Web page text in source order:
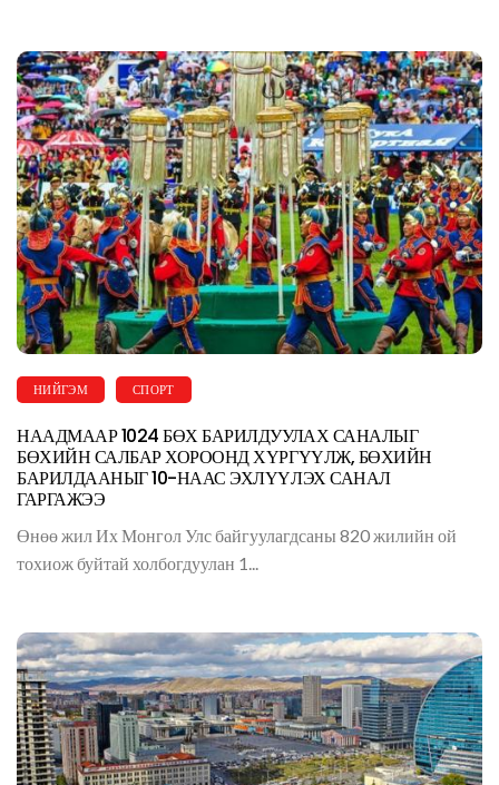
НИЙГЭМ СПОРТ
НААДМААР 1024 БӨХ БАРИЛДУУЛАХ САНАЛЫГ
БӨХИЙН САЛБАР ХОРООНД ХҮРГҮҮЛЖ, БӨХИЙН
БАРИЛДААНЫГ 10-НААС ЭХЛҮҮЛЭХ САНАЛ
ГАРГАЖЭЭ
Өнөө жил Их Монгол Улс байгуулагдсаны 820 жилийн ой
тохиож буйтай холбогдуулан 1...